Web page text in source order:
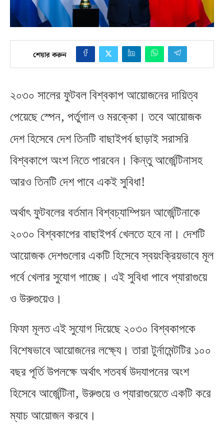
শেয়ার করুন
২০৩০ সালের ফুটবল বিশ্বকাপ আয়োজনের দায়িত্ব
পেয়েছে স্পেন, পর্তুগাল ও মরক্কো। তবে আয়োজক
দেশ হিসেবে দেশ তিনটি বাছাইপর্ব ছাড়াই সরাসরি
বিশ্বকাপে অংশ নিতে পারবেন। কিন্তু আর্জেন্টিনাসহ
আরও তিনটি দেশ পাবে একই সুবিধা!
অর্থাৎ ফুটবলের বর্তমান বিশ্বচ্যাম্পিয়ন আর্জেন্টিনাকে
২০৩০ বিশ্বকাপের বাছাইপর্ব খেলতে হবে না। দেশটি
আয়োজক দেশগুলোর একটি হিসেবে স্বয়ংক্রিয়ভাবে মূল
পর্বে খেলার সুযোগ পাচ্ছে। এই সুবিধা পাবে প্যারাগুয়ে
ও উরুগুয়েও।
ফিফা মূলত এই সুযোগ দিয়েছে ২০৩০ বিশ্বকাপকে
বিশেষভাবে আয়োজনের লক্ষ্যে। তারা টুর্নামেন্টটির ১০০
বছর পূর্তি উপলক্ষে অর্থাৎ শতবর্ষ উদযাপনের অংশ
হিসেবে আর্জেন্টিনা, উরুগুয়ে ও প্যারাগুয়েতে একটি করে
ম্যাচ আয়োজন করবে।